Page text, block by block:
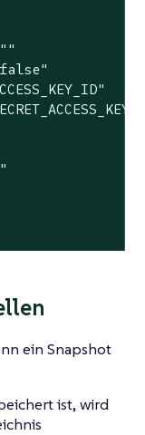
""
ein Snapshot
ist, wird